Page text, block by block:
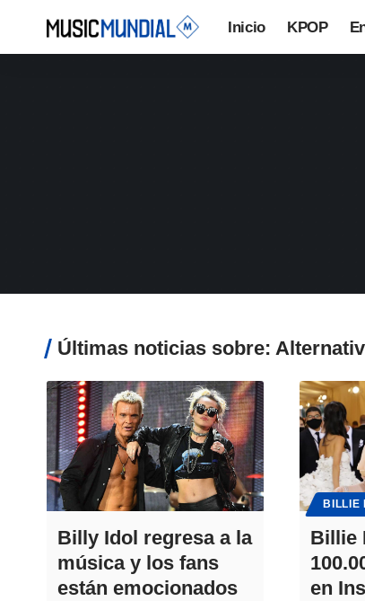
Inicio KPOP
Últimas noticias sobre:
Billy Idol regresa a la
música y los fans
están emocionados
BILLIE
Billie
en